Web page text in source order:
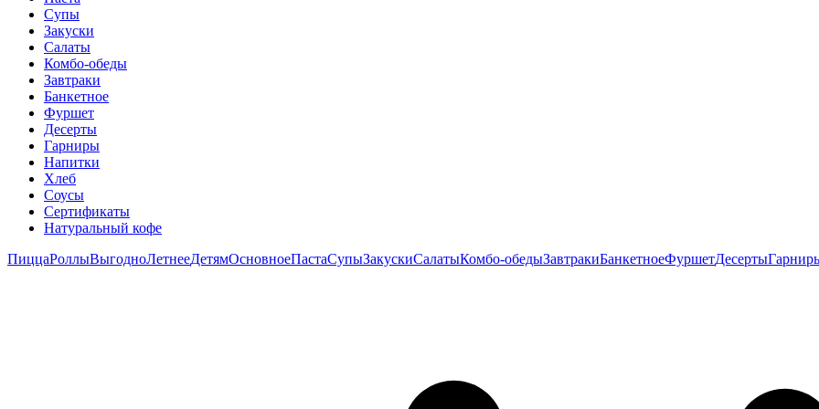
Супы
Закуски
Салаты
Комбо-обеды
Завтраки
Банкетное
Фуршет
Десерты
Гарниры
Напитки
Хлеб
Соусы
Сертификаты
Натуральный кофе
ПиццаРоллыВыгодноЛетнееДетямОсновноеПастаСупыЗакускиСалатыКомбо-обедыЗавтракиБанкетноеФуршетДесерты